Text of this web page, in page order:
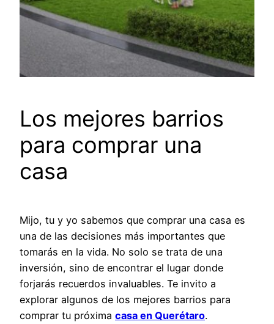
Los mejores barrios
para comprar una
casa
Mijo, tu y yo sabemos que comprar una casa es
una de las decisiones más importantes que
tomarás en la vida. No solo se trata de una
inversión, sino de encontrar el lugar donde
forjarás recuerdos invaluables. Te invito a
explorar algunos de los mejores barrios para
comprar tu próxima casa en Querétaro.